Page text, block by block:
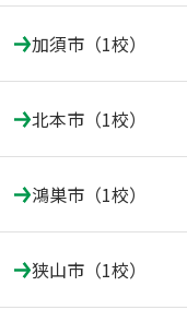
加須市（1校）
北本市（1校）
鴻巣市（1校）
狭山市（1校）